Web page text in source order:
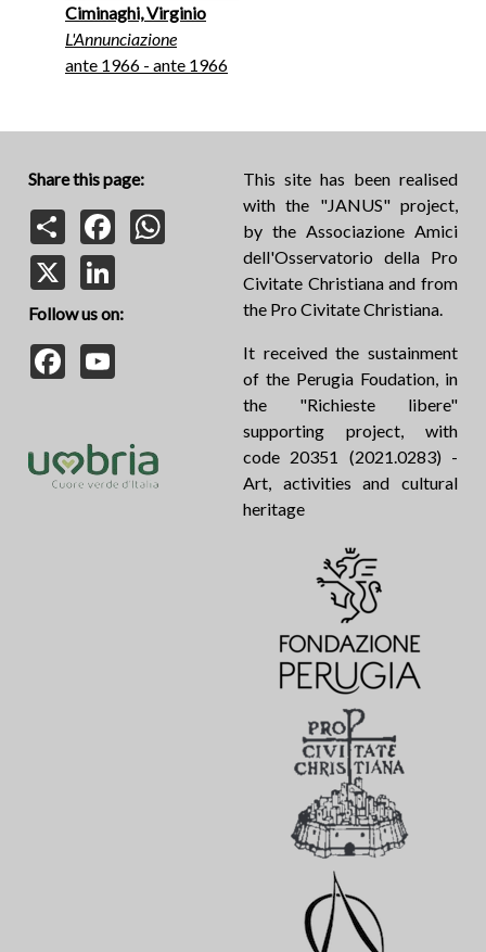
Ciminaghi, Virginio
L'Annunciazione
ante 1966 - ante 1966
Share this page:
Share
Facebook
Follow us on:
Facebook
This site has been realised
with the "JANUS" project,
by the Associazione Amici
dell'Osservatorio della Pro
Civitate Christiana and from
the Pro Civitate Christiana.
It received the sustainment
of the Perugia Foudation, in
the "Richieste libere"
supporting project, with
code 20351 (2021.0283) -
Art, activities and cultural
heritage